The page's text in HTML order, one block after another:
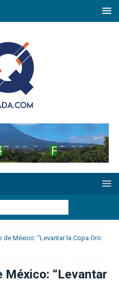
de México: “Levantar la Copa Oro
México: “Levantar